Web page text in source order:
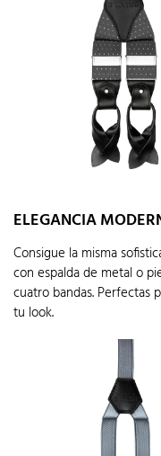
ELEGANCIA
Consigue la misma
con espalda de metal o
cuatro bandas. Perfectas
tu look.